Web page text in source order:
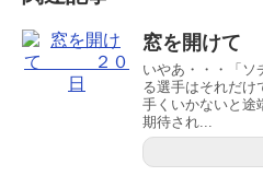
窓を開け
いやあ・・・「
る選手はそれだけ
手くいかないと途
期待され...